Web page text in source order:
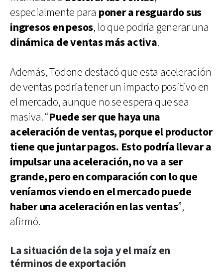
especialmente para poner a resguardo sus
ingresos en pesos, lo que podría generar una
dinámica de ventas más activa.
Además, Todone destacó que esta aceleración
de ventas podría tener un impacto positivo en
el mercado, aunque no se espera que sea
masiva. “Puede ser que haya una
aceleración de ventas, porque el productor
tiene que juntar pagos. Esto podría llevar a
impulsar una aceleración, no va a ser
grande, pero en comparación con lo que
veníamos viendo en el mercado puede
haber una aceleración en las ventas”,
afirmó.
La situación de la soja y el maíz en
términos de exportación